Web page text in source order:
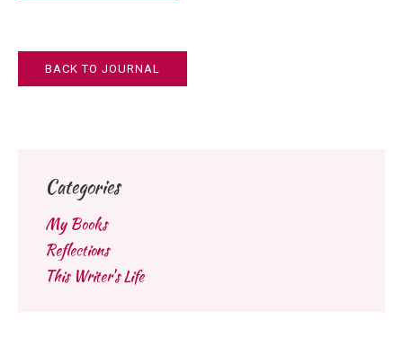
BACK TO JOURNAL
Categories
My Books
Reflections
This Writer's Life